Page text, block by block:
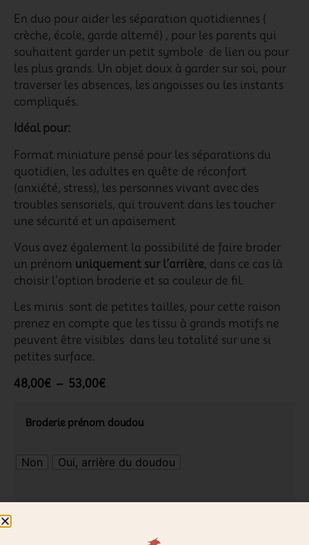
En duo pour aider les séparation quotidiennes (
crèche, école, garde alterné) , pour les parents qui
souhaitent garder un petit symbole de lien ou pour
les plus grands. Un objet doux à garder sur soi, pour
traverser les absences, les angoisses ou les instants
compliqués.
Idéal pour:
Format miniature pensé pour les séparations du
quotidien, les adultes en quête de réconfort
(anxiété, stress), les personnes vivant avec des
troubles sensoriels, qui trouvent dans les toucher
une sécurité et un apaisement
Vous avez également la possibilité de faire broder
un prénom uniquement sur l’arrière, dans ce cas là
choisir l’option broderie et sa couleur de fil.
Les minis sont de petites tailles, pour cette raison
prenez en compte que les tissu à grands motifs ne
peuvent être visibles dans leu totalité sur une si
petites surface.
48,00€ – 53,00€
Broderie prénom doudou
Non Oui, arrière du doudou